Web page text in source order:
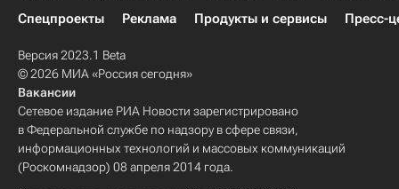
Спецпроекты
Реклама Продукты и сервисы Пресс-
Версия 2023.1 Beta
© 2026 МИА «Россия сегодня»
Вакансии
Сетевое издание РИА Новости зарегистрировано
в Федеральной службе по надзору в сфере связи,
информационных технологий и массовых коммуникаций
(Роскомнадзор) 08 апреля 2014 года.